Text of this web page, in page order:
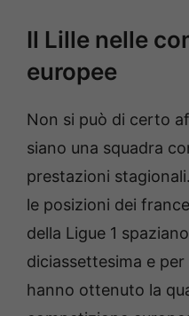
Il Lille nelle
europee
Non si può di certo
siano una squadra
prestazioni
le posizioni dei
della Ligue 1
diciassettesima e
hanno ottenuto la